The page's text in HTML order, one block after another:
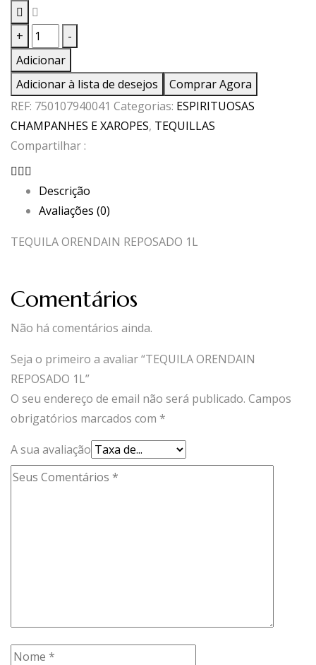
+
Quantidade
de
TEQUILA
ORENDAIN
REPOSADO
1L
-
Adicionar
Adicionar à lista de desejos
Comprar Agora
REF: 750107940041 Categorias: ESPIRITUOSAS
CHAMPANHES E XAROPES, TEQUILLAS
Compartilhar :
Descrição
Avaliações (0)
TEQUILA ORENDAIN REPOSADO 1L
Comentários
Não há comentários ainda.
Seja o primeiro a avaliar “TEQUILA ORENDAIN
REPOSADO 1L”
O seu endereço de email não será publicado. Campos
obrigatórios marcados com *
A sua avaliação